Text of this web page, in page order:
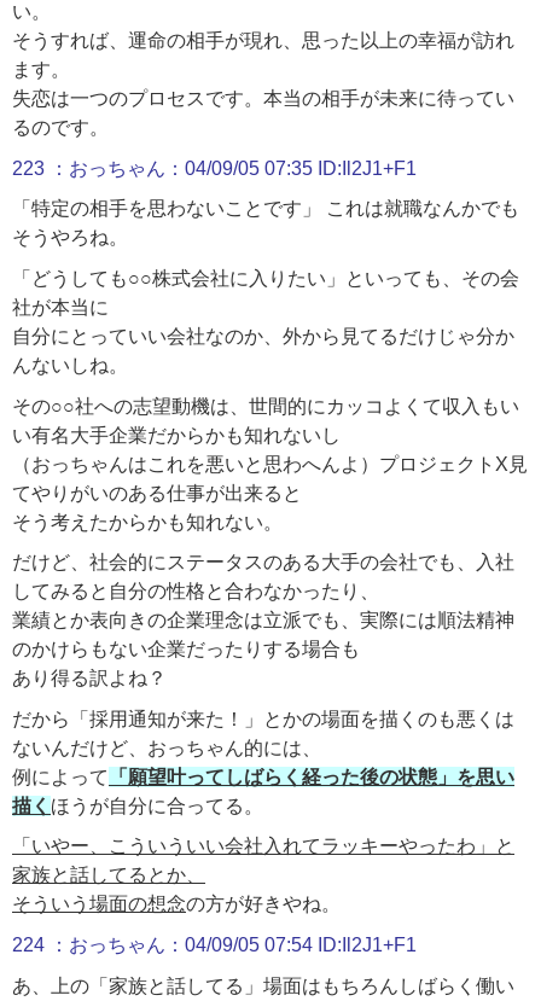
い。
そうすれば、運命の相手が現れ、思った以上の幸福が訪れ
ます。
失恋は一つのプロセスです。本当の相手が未来に待ってい
るのです。
223 ：おっちゃん：04/09/05 07:35 ID:Il2J1+F1
「特定の相手を思わないことです」 これは就職なんかでも
そうやろね。
「どうしても○○株式会社に入りたい」といっても、その会
社が本当に
自分にとっていい会社なのか、外から見てるだけじゃ分か
んないしね。
その○○社への志望動機は、世間的にカッコよくて収入もい
い有名大手企業だからかも知れないし
（おっちゃんはこれを悪いと思わへんよ）プロジェクトX見
てやりがいのある仕事が出来ると
そう考えたからかも知れない。
だけど、社会的にステータスのある大手の会社でも、入社
してみると自分の性格と合わなかったり、
業績とか表向きの企業理念は立派でも、実際には順法精神
のかけらもない企業だったりする場合も
あり得る訳よね？
だから「採用通知が来た！」とかの場面を描くのも悪くは
ないんだけど、おっちゃん的には、
例によって
「願望叶ってしばらく経った後の状態」を思い
描く ほうが自分に合ってる。
「いやー、こういういい会社入れてラッキーやったわ」と
家族と話してるとか、
そういう場面の想念の方が好きやね。
224 ：おっちゃん：04/09/05 07:54 ID:Il2J1+F1
あ、上の「家族と話してる」場面はもちろんしばらく働い